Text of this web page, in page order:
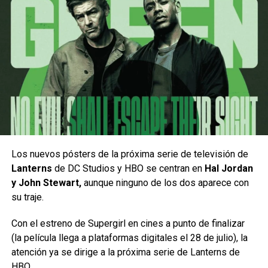
Desde su debut en el bloque Adult Swim, Robot Chicken
revolucionó la televisión de animación para adultos
gracias a su irreverente uso de la técnica stop-motion y a
sus implacables parodias de la cultura pop.
Con una mezcla sin filtro de figuras de acción, humor
absurdo y sátira ácida, la creación de Seth Green y
Matthew Senreich logró convertir bocetos breves y de
ritmo desenfrenado en un auténtico fenómeno de culto.
El verdadero pilar de este éxito sostenido radica en su
comunidad de fieles seguidores. Fans apasionados del
cine, los cómics y los videojuegos encontraron en el
programa un espejo de su propia nostalgia, donde
MEXICÁNICOS continúa consolidándose como una de las
series de remodelación automotriz más exitosas,
combinando proyectos extraordinarios con las historias de
Los nuevos pósters de la próxima serie de televisión de
Lanterns de DC Studios y HBO se centran en Hal Jordan
y John Stewart,aunque ninguno de los dos aparece con
su traje.
Con el estreno de Supergirl en cines a punto de finalizar
(la película llega a plataformas digitales el 28 de julio), la
atención ya se dirige a la próxima serie de Lanterns de